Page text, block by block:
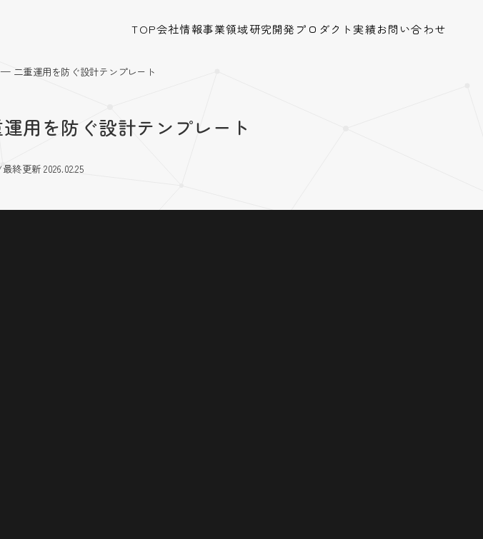
TOP会社情報事業領域研究開発 プロダクト 実績お問い合わせ
二重運用を防ぐ設計テンプレート
用を防ぐ設計テンプレート
最終更新 2026.02.25